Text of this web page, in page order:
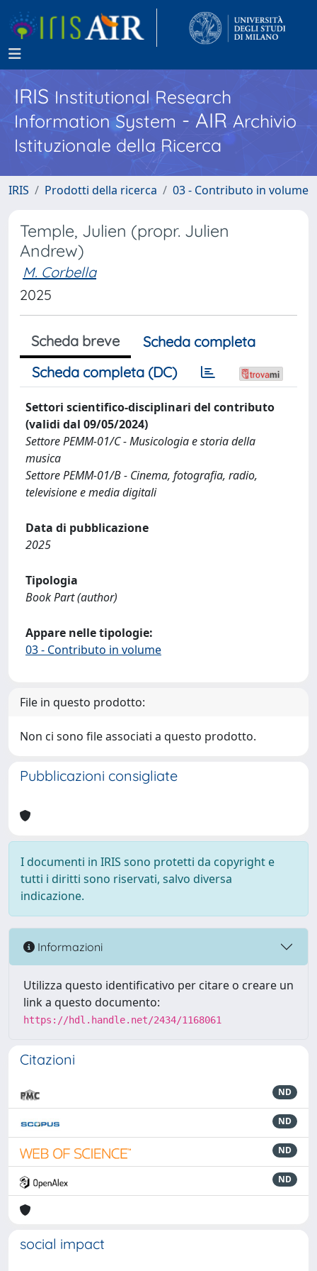
IRISInstitutional Research
Information System - AIR Archivio
Istituzionale della Ricerca
IRIS Prodotti della ricerca 03 - Contributo in volume
Temple, Julien (propr. Julien
Andrew)
M. Corbella
2025
Scheda breve
Scheda completa
Scheda completa (DC)
Settori scientifico-disciplinari del contributo
(validi dal 09/05/2024)
Settore PEMM-01/C - Musicologia e storia della
musica
Settore PEMM-01/B - Cinema, fotografia, radio,
televisione e media digitali
Data di pubblicazione
2025
Tipologia
Book Part (author)
Appare nelle tipologie:
03 - Contributo in volume
File in questo prodotto:
Non ci sono file associati a questo prodotto.
Pubblicazioni consigliate
I documenti in IRIS sono protetti da copyright e
tutti i diritti sono riservati, salvo diversa
indicazione.
Informazioni
Utilizza questo identificativo per citare o creare un
link a questo documento:
https://hdl.handle.net/2434/1168061
Citazioni
ND
ND
ND
ND
social impact